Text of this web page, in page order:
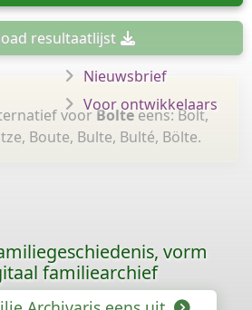
resultaatlijst
voorBolteeens: Bolt,
Boute, Bulte, Bulté, Bölte.
Nieuwsbrief
Voor ontwikkelaars
vorm
familiearchief